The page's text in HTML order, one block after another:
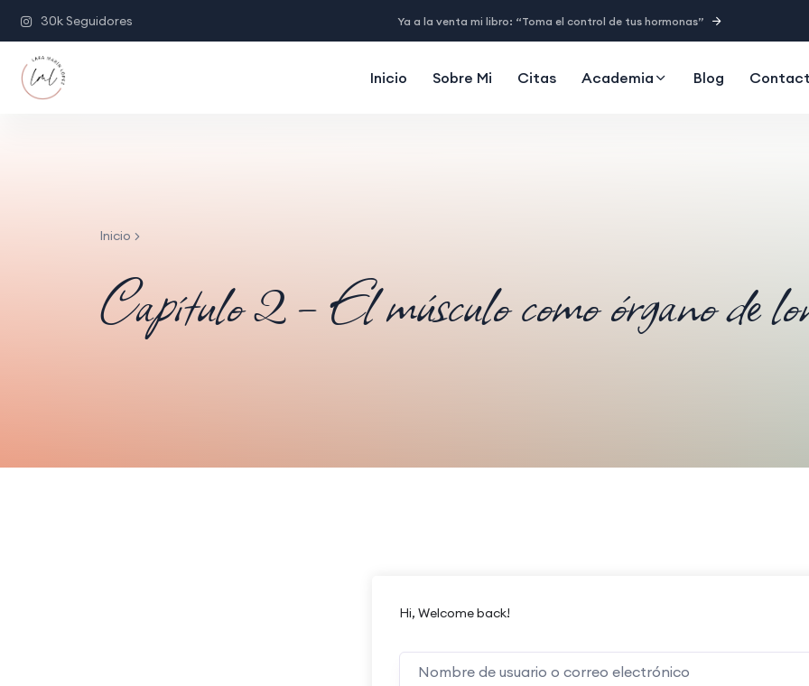
30k Seguidores Ya a la venta mi libro: “Toma el control de tus hormonas”
Inicio Sobre Mi Citas Academia Blog
Inicio
Capítulo 2 – El músculo como órgano de
Hi, Welcome back!